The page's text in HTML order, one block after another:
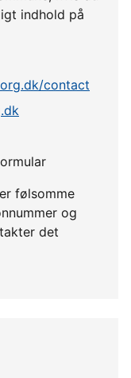
indhold på
contact
følsomme
og
det